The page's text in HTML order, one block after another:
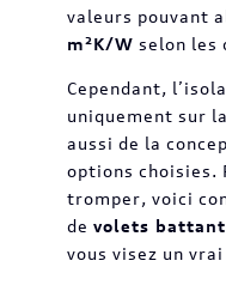
valeurs pouvant
m²K/W selon les
Cependant,
uniquement sur
aussi de la
options choisies.
tromper, voici
de volets
vous visez un